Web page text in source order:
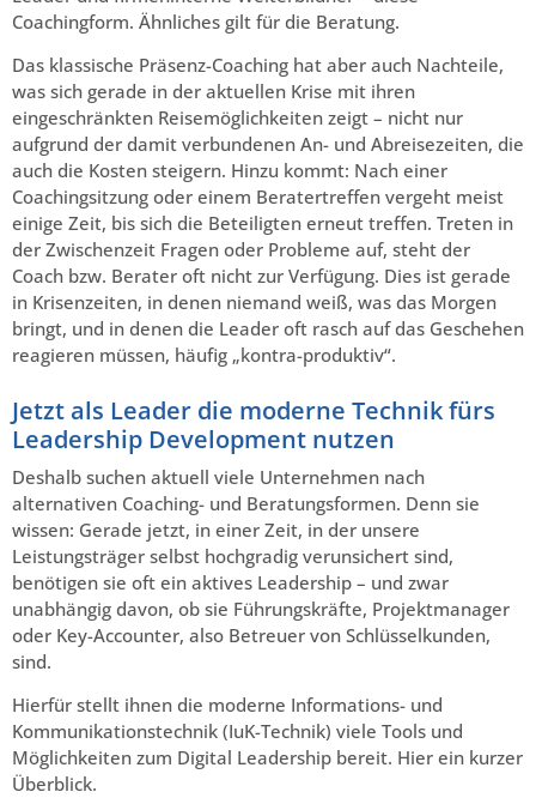
Coachingform. Ähnliches gilt für die Beratung.
Das klassische Präsenz-Coaching hat aber auch Nachteile,
was sich gerade in der aktuellen Krise mit ihren
eingeschränkten Reisemöglichkeiten zeigt – nicht nur
aufgrund der damit verbundenen An- und Abreisezeiten, die
auch die Kosten steigern. Hinzu kommt: Nach einer
Coachingsitzung oder einem Beratertreffen vergeht meist
einige Zeit, bis sich die Beteiligten erneut treffen. Treten in
der Zwischenzeit Fragen oder Probleme auf, steht der
Coach bzw. Berater oft nicht zur Verfügung. Dies ist gerade
in Krisenzeiten, in denen niemand weiß, was das Morgen
bringt, und in denen die Leader oft rasch auf das Geschehen
reagieren müssen, häufig „kontra-produktiv“.
Jetzt als Leader die moderne Technik fürs
Leadership Development nutzen
Deshalb suchen aktuell viele Unternehmen nach
alternativen Coaching- und Beratungsformen. Denn sie
wissen: Gerade jetzt, in einer Zeit, in der unsere
Leistungsträger selbst hochgradig verunsichert sind,
benötigen sie oft ein aktives Leadership – und zwar
unabhängig davon, ob sie Führungskräfte, Projektmanager
oder Key-Accounter, also Betreuer von Schlüsselkunden,
sind.
Hierfür stellt ihnen die moderne Informations- und
Kommunikationstechnik (IuK-Technik) viele Tools und
Möglichkeiten zum Digital Leadership bereit. Hier ein kurzer
Überblick.